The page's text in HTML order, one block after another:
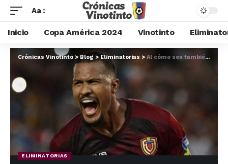
Aa
Inicio Copa América 2024 Vinotinto
Crónicas Vinotinto > Blog >Eliminatorias > Al cómo sea también sirve: Venezuela derrotó a Paraguay en Maturín
ELIMINATORIAS